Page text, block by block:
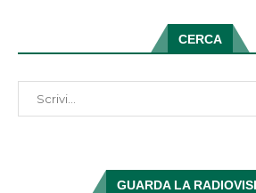
CERCA
GUARDA LA